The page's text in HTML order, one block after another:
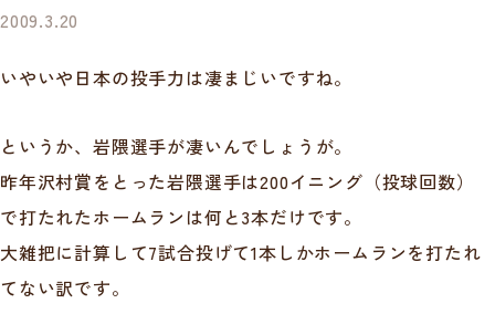
2009.3.20
いやいや日本の投手力は凄まじいですね。
というか、岩隈選手が凄いんでしょうが。
昨年沢村賞をとった岩隈選手は200イニング（投球回数）
で打たれたホームランは何と3本だけです。
大雑把に計算して7試合投げて1本しかホームランを打たれ
てない訳です。